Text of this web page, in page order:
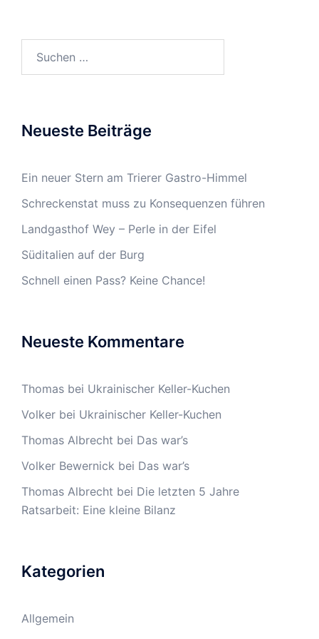
Neueste Beiträge
Ein neuer Stern am Trierer Gastro-Himmel
Schreckenstat muss zu Konsequenzen führen
Landgasthof Wey – Perle in der Eifel
Süditalien auf der Burg
Schnell einen Pass? Keine Chance!
Neueste Kommentare
Thomas bei Ukrainischer Keller-Kuchen
Volker bei Ukrainischer Keller-Kuchen
Thomas Albrecht bei Das war’s
Volker Bewernick bei Das war’s
Thomas Albrecht bei Die letzten 5 Jahre
Ratsarbeit: Eine kleine Bilanz
Kategorien
Allgemein